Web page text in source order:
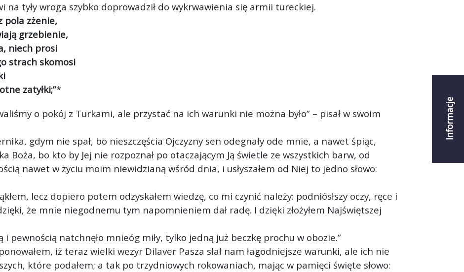
Informacje
na tyły wroga szybko doprowadził do wykrwawienia się armii tureckiej.
pola zżenie,
grzebienie,
niech prosi
strach skomosi
zatyłki;”*
o pokój z Turkami, ale przystać na ich warunki nie można było” – pisał w swoim
gdym nie spał, bo nieszczęścia Ojczyzny sen odegnały ode mnie, a nawet śpiąc,
Boża, bo kto by Jej nie rozpoznał po otaczającym Ją świetle ze wszystkich barw, od
nawet w życiu moim niewidzianą wśród dnia, i usłyszałem od Niej to jedno słowo:
lecz dopiero potem odzyskałem wiedzę, co mi czynić należy: podniósłszy oczy, ręce i
że mnie niegodnemu tym napomnieniem dał radę. I dzięki złożyłem Najświętszej
i pewnością natchnęło mnieóg miły, tylko jedną już beczkę prochu w obozie.”
iż teraz wielki wezyr Dilaver Pasza słał nam łagodniejsze warunki, ale ich nie
które podałem; a tak po trzydniowych rokowaniach, mając w pamięci święte słowo: